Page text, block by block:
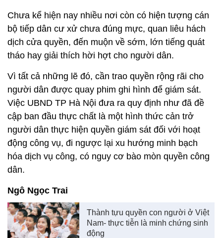
Chưa kể hiện nay nhiều nơi còn có hiện tượng cán
bộ tiếp dân cư xử chưa đúng mực, quan liêu hách
dịch cửa quyền, đến muộn về sớm, lớn tiếng quát
tháo hay giải thích hời hợt cho người dân.
Vì tất cả những lẽ đó, cần trao quyền rộng rãi cho
người dân được quay phim ghi hình để giám sát.
Việc UBND TP Hà Nội đưa ra quy định như đã đề
cập ban đầu thực chất là một hình thức cản trở
người dân thực hiện quyền giám sát đối với hoạt
động công vụ, đi ngược lại xu hướng minh bạch
hóa dịch vụ công, có nguy cơ bào mòn quyền công
dân.
Ngô Ngọc Trai
Thành tựu quyền con người ở Việt
Nam- thực tiễn là minh chứng sinh
động